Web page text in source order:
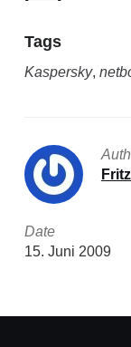
Tags
Kaspersky,
Date
15. Juni 2009